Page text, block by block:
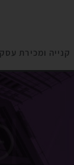
קנייה ומכירת